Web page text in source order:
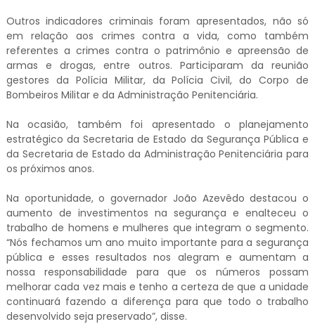
Outros indicadores criminais foram apresentados, não só
em relação aos crimes contra a vida, como também
referentes a crimes contra o patrimônio e apreensão de
armas e drogas, entre outros. Participaram da reunião
gestores da Polícia Militar, da Polícia Civil, do Corpo de
Bombeiros Militar e da Administração Penitenciária.
Na ocasião, também foi apresentado o planejamento
estratégico da Secretaria de Estado da Segurança Pública e
da Secretaria de Estado da Administração Penitenciária para
os próximos anos.
Na oportunidade, o governador João Azevêdo destacou o
aumento de investimentos na segurança e enalteceu o
trabalho de homens e mulheres que integram o segmento.
“Nós fechamos um ano muito importante para a segurança
pública e esses resultados nos alegram e aumentam a
nossa responsabilidade para que os números possam
melhorar cada vez mais e tenho a certeza de que a unidade
continuará fazendo a diferença para que todo o trabalho
desenvolvido seja preservado”, disse.